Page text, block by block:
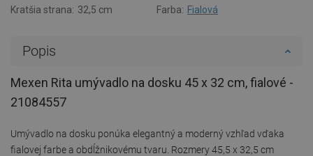
Kratšia strana: 32,5 cm Farba: Fialová
Popis
Mexen Rita umývadlo na dosku 45 x 32 cm, fialové -
21084557
Umývadlo na dosku ponúka elegantný a moderný vzhľad vďaka
fialovej farbe a obdĺžnikovému tvaru. Rozmery 45,5 x 32,5 cm